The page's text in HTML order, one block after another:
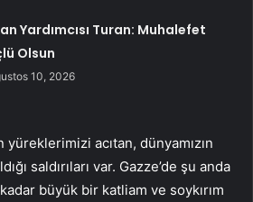
Yardımcısı Turan: Muhalefet
Olsun
10, 2026
yüreklerimizi acıtan, dünyamızın
saldırıları var. Gazze’de şu anda
büyük bir katliam ve soykırım